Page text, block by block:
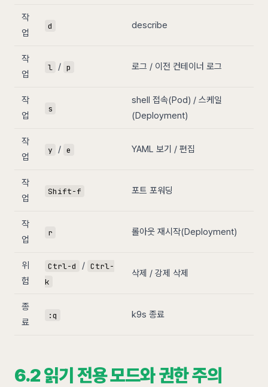
작
업
d describe
작
업
l / p 로그 / 이전 컨테이너 로그
작
업
s
shell 접속(Pod) / 스케일
(Deployment)
작
업
y / e YAML 보기 / 편집
작
업
Shift-f 포트 포워딩
작
업
r 롤아웃 재시작(Deployment)
위
험
Ctrl-d / Ctrl-
k
삭제 / 강제 삭제
종
료
:q k9s 종료
6.2 읽기 전용 모드와 권한 주의